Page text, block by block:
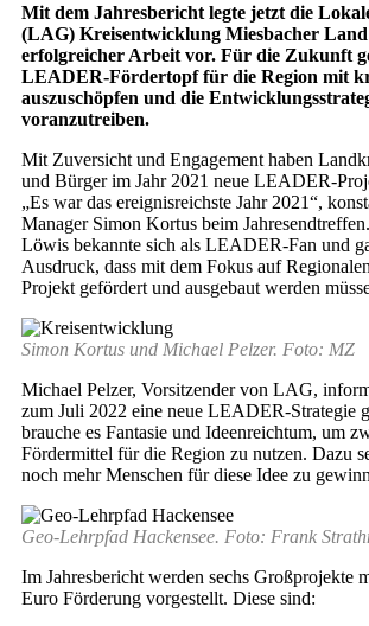
Mit dem Jahresbericht legte jetzt die
(LAG) Kreisentwicklung Miesbacher Land
erfolgreicher Arbeit vor. Für die Zukunft
LEADER-Fördertopf für die Region mit
auszuschöpfen und die
voranzutreiben.
Mit Zuversicht und Engagement haben
und Bürger im Jahr 2021 neue LEADER-
„Es war das ereignisreichste Jahr 2021“,
Manager Simon Kortus beim
Löwis bekannte sich als LEADER-Fan und
Ausdruck, dass mit dem Fokus auf
Projekt gefördert und ausgebaut werden
Simon Kortus und Michael Pelzer. Foto: MZ
Michael Pelzer, Vorsitzender von LAG,
zum Juli 2022 eine neue LEADER-Strategie
brauche es Fantasie und Ideenreichtum, um
Fördermittel für die Region zu nutzen. Dazu
noch mehr Menschen für diese Idee zu
Geo-Lehrpfad Hackensee. Foto: Frank
Im Jahresbericht werden sechs Großprojekte
Euro Förderung vorgestellt. Diese sind: